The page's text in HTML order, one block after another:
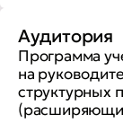
Аудитория
Программа
на
структурных